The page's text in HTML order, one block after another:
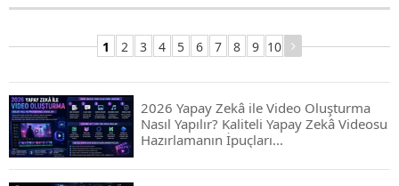
1 2 3 4 5 6 7 8 9 10
2026 Yapay Zekâ ile Video Oluşturma
Nasıl Yapılır? Kaliteli Yapay Zekâ Videosu
Hazırlamanın İpuçları...